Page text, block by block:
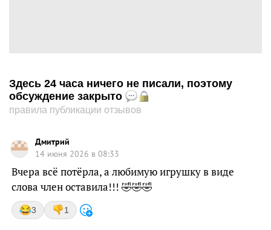
Здесь 24 часа ничего не писали, поэтому
обсуждение закрыто
правила публикации отзывов
Дмитрий
14 июня 2026 в 08:33
Вчера всё потёрла, а любимую игрушку в виде
слова член оставила!!! 🤣🤣🤣
3 1